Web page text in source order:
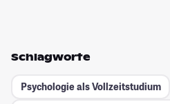
Schlagworte
Psychologie als Vollzeitstudium